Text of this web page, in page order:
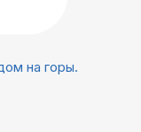
на горы.